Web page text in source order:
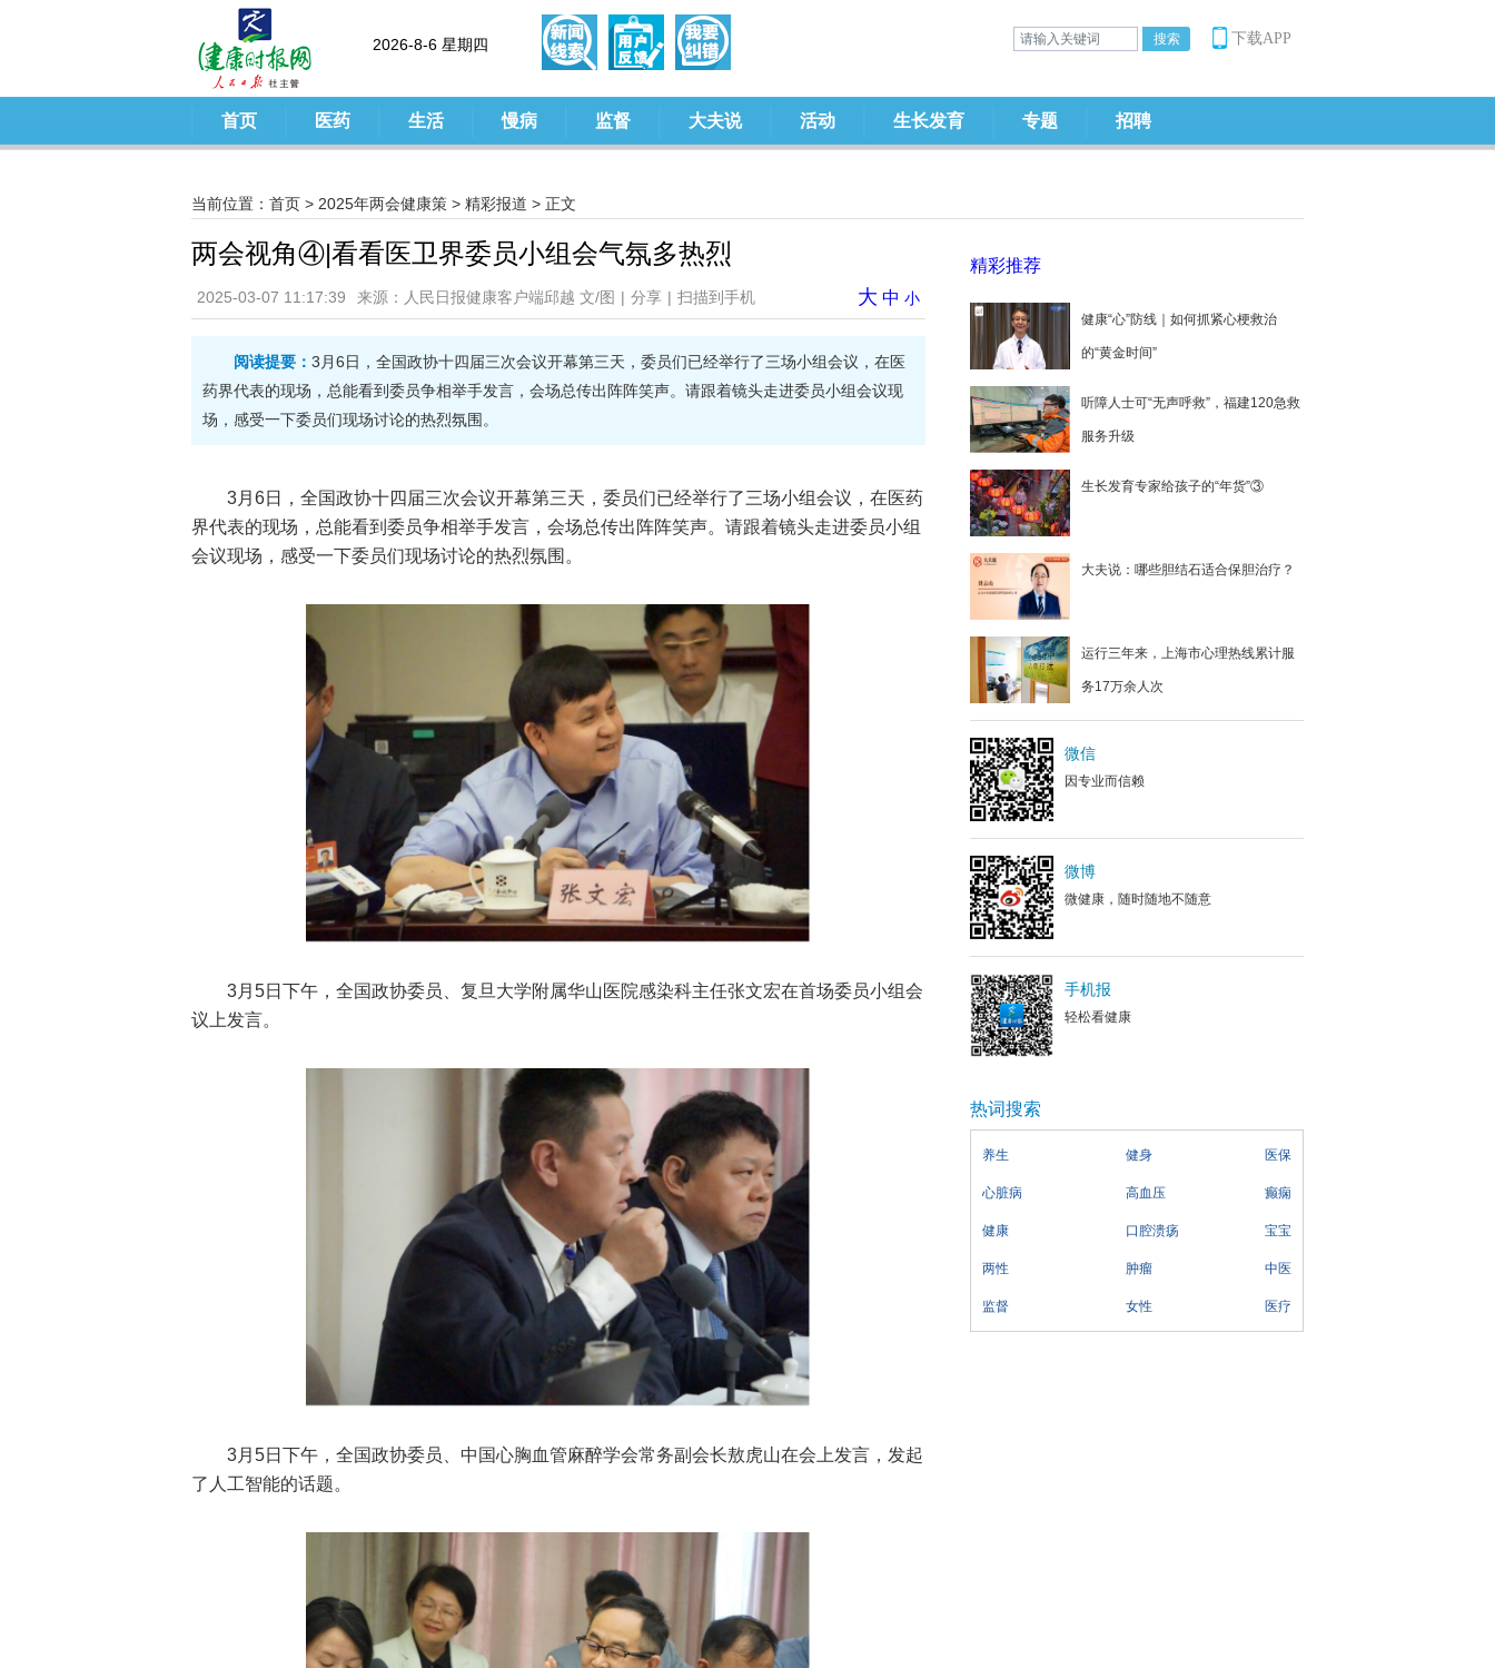
2026-8-6 星期四 下载APP
首页 医药 生活 慢病 监督 大夫说 活动 生长发育 专题 招聘
当前位置： 首页 > 2025年两会健康策 > 精彩报道 > 正文
两会视角④|看看医卫界委员小组会气氛多热烈
2025-03-07 11:17:39 来源：人民日报健康客户端邱越 文/图 | 分享 | 扫描到手机 大 中 小
阅读提要： 3月6日，全国政协十四届三次会议开幕第三天，委员们已经举行了三场小组会议，在医
药界代表的现场，总能看到委员争相举手发言，会场总传出阵阵笑声。请跟着镜头走进委员小组会议现
场，感受一下委员们现场讨论的热烈氛围。
3月6日，全国政协十四届三次会议开幕第三天，委员们已经举行了三场小组会议，在医药
界代表的现场，总能看到委员争相举手发言，会场总传出阵阵笑声。请跟着镜头走进委员小组
会议现场，感受一下委员们现场讨论的热烈氛围。
3月5日下午，全国政协委员、复旦大学附属华山医院感染科主任张文宏在首场委员小组会
议上发言。
3月5日下午，全国政协委员、中国心胸血管麻醉学会常务副会长敖虎山在会上发言，发起
了人工智能的话题。
精彩推荐
健康“心”防线｜如何抓紧心梗救治
的“黄金时间”
听障人士可“无声呼救”，福建120急救
服务升级
生长发育专家给孩子的“年货”③
大夫说：哪些胆结石适合保胆治疗？
运行三年来，上海市心理热线累计服
务17万余人次
微信
因专业而信赖
微博
微健康，随时随地不随意
手机报
轻松看健康
热词搜索
养生 健身 医保
心脏病 高血压 癫痫
健康 口腔溃疡 宝宝
两性 肿瘤 中医
监督 女性 医疗